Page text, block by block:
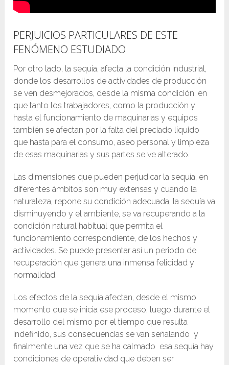
PERJUICIOS PARTICULARES DE ESTE
FENÓMENO ESTUDIADO
Por otro lado, la sequía, afecta la condición industrial,
donde los desarrollos de actividades de producción
se ven desmejorados, desde la misma condición, en
que tanto los trabajadores, como la producción y
hasta el funcionamiento de maquinarias y equipos
también se afectan por la falta del preciado líquido
que hasta para el consumo, aseo personal y limpieza
de esas maquinarias y sus partes se ve alterado.
Las dimensiones que pueden perjudicar la sequía, en
diferentes ámbitos son muy extensas y cuando la
naturaleza, repone su condición adecuada, la sequía va
disminuyendo y el ambiente, se va recuperando a la
condición natural habitual que permita el
funcionamiento correspondiente, de los hechos y
actividades. Se puede presentar así un periodo de
recuperación que genera una inmensa felicidad y
normalidad.
Los efectos de la sequía afectan, desde el mismo
momento que se inicia ese proceso, luego durante el
desarrollo del mismo por el tiempo que resulta
indefinido, sus consecuencias se van señalando y
finalmente una vez que se ha calmado esa sequía hay
condiciones de operatividad que deben ser